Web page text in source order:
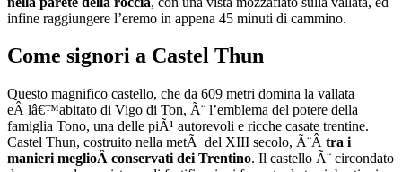
infine raggiungere l’eremo in appena 45 minuti di cammino.
Come signori a Castel Thun
Questo magnifico castello, che da 609 metri domina la vallata
eÂ lâ€™abitato di Vigo di Ton, Ã¨ l’emblema del potere della
famiglia Tono, una delle piÃ¹ autorevoli e ricche casate trentine.
Castel Thun, costruito nella metÃ del XIII secolo, Ã¨Â tra i
manieri meglioÂ conservati dei Trentino. Il castello Ã¨ circondato